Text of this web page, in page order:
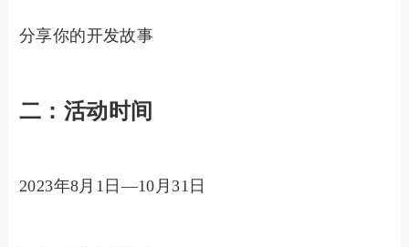
分享你的开发故事
二：活动时间
2023年8月1日—10月31日